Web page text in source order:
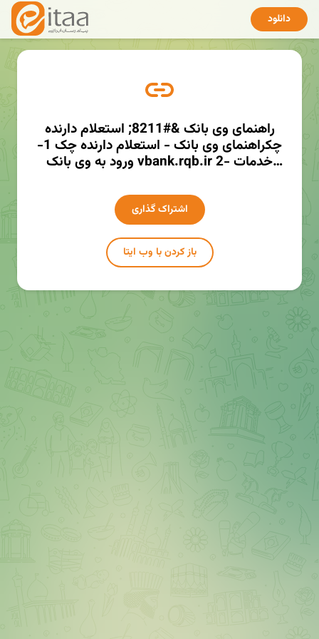
دانلود
راهنمای وی بانک &#8211; استعلام دارنده
چکراهنمای وی بانک - استعلام دارنده چک 1-
ورود به وی بانک vbank.rqb.ir 2- خدمات
5- وارد کردن…http://mmaher.ir/vedch
اشتراک گذاری
باز کردن با وب ایتا